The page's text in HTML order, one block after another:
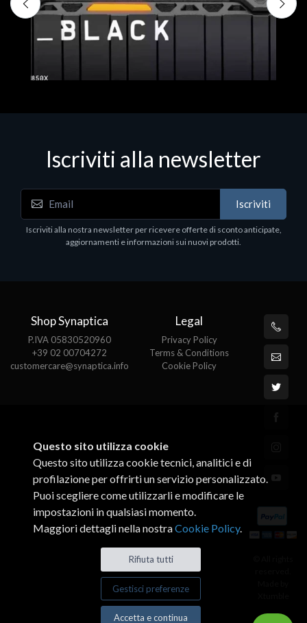
WD_BLACK SN850X NVMe SSD
WDBB9H0020BNC - SSD - 2 TB - interno - M.2
2280 - PCIe 4.0 (NVMe) - dissipatore integrato -
nero
Iscriviti alla newsletter
Iscriviti
Iscriviti alla nostra newsletter per ricevere offerte di sconto anticipate,
aggiornamenti e informazioni sui nuovi prodotti.
Shop Synaptica
P.IVA 05830520960
+39 02 00704272
customercare@synaptica.info
Legal
Privacy Policy
Terms & Conditions
Cookie Policy
Questo sito utilizza cookie
Questo sito utilizza cookie tecnici, analitici e di
profilazione per offrirti un servizio personalizzato.
Puoi scegliere come utilizzarli e modificare le
impostazioni in qualsiasi momento.
Maggiori dettagli nella nostraCookie Policy.
Rifiuta tutti
Gestisci preferenze
Accetta e continua